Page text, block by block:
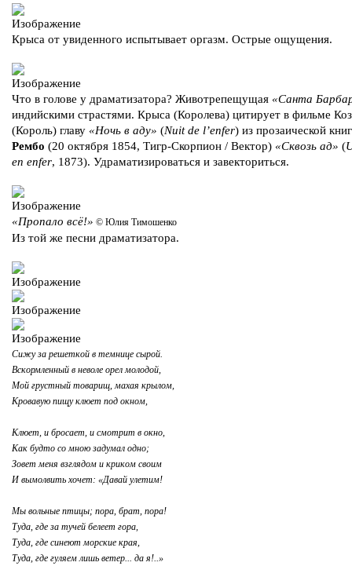
Крыса от увиденного испытывает оргазм. Острые ощущения.
Что в голове у драматизатора? Животрепещущая «Санта
индийскими страстями. Крыса (Королева) цитирует в фильме
(Король) главу «Ночь в аду» (Nuit de l’enfer) из прозаической
Рембо (20 октября 1854, Тигр-Скорпион / Вектор) «Сквозь ад» (
en enfer, 1873). Удраматизироваться и завекториться.
«Пропало всё!» © Юлия Тимошенко
Из той же песни драматизатора.
Сижу за решеткой в темнице сырой.
Вскормленный в неволе орел молодой,
Мой грустный товарищ, махая крылом,
Кровавую пищу клюет под окном,
Клюет, и бросает, и смотрит в окно,
Как будто со мною задумал одно;
Зовет меня взглядом и криком своим
И вымолвить хочет: «Давай улетим!
Мы вольные птицы; пора, брат, пора!
Туда, где за тучей белеет гора,
Туда, где синеют морские края,
Туда, где гуляем лишь ветер... да я!..»